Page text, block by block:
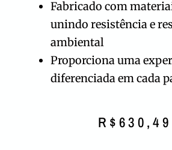
Fabricado com
unindo resistência e
ambiental
Proporciona uma
diferenciada em cada
R$630,49